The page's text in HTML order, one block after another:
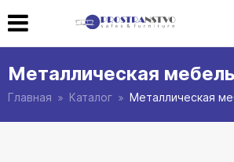
Металлическая мебель
Главная Каталог Металлическая